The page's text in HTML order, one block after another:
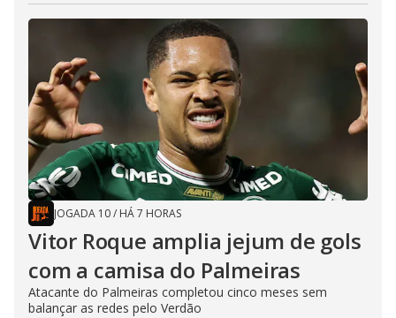
JOGADA 10/ HÁ 7 HORAS
Vitor Roque amplia jejum de gols
com a camisa do Palmeiras
Atacante do Palmeiras completou cinco meses sem
balançar as redes pelo Verdão